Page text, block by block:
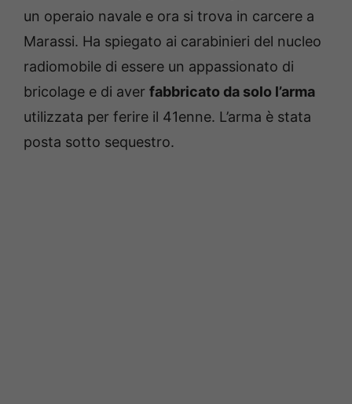
un operaio navale e ora si trova in carcere a
Marassi. Ha spiegato ai carabinieri del nucleo
radiomobile di essere un appassionato di
bricolage e di aver fabbricato da solo l’arma
utilizzata per ferire il 41enne. L’arma è stata
posta sotto sequestro.